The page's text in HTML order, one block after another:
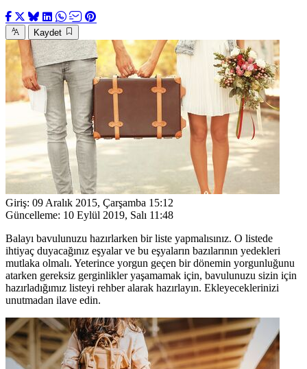
Kaydet
Giriş: 09 Aralık 2015, Çarşamba 15:12
Güncelleme: 10 Eylül 2019, Salı 11:48
Balayı bavulunuzu hazırlarken bir liste yapmalısınız. O listede
ihtiyaç duyacağınız eşyalar ve bu eşyaların bazılarının yedekleri
mutlaka olmalı. Yeterince yorgun geçen bir dönemin yorgunluğunu
atarken gereksiz gerginlikler yaşamamak için, bavulunuzu sizin için
hazırladığımız listeyi rehber alarak hazırlayın. Ekleyeceklerinizi
unutmadan ilave edin.